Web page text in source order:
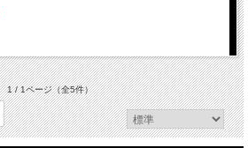
1 / 1ページ（全5件）